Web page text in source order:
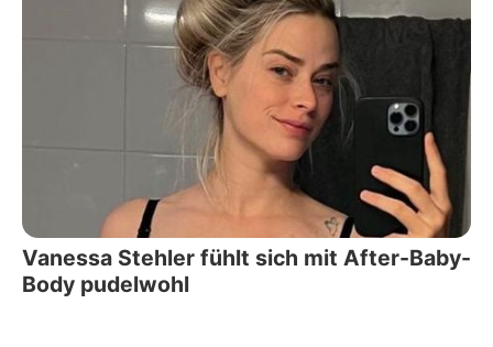
Vanessa Stehler fühlt sich mit After-Baby-
Body pudelwohl